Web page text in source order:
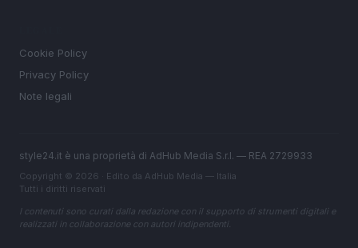
Cookie Policy
Privacy Policy
Note legali
style24.it è una proprietà di AdHub Media S.r.l. — REA 2729933
Copyright © 2026 · Edito da AdHub Media — Italia
Tutti i diritti riservati
I contenuti sono curati dalla redazione con il supporto di strumenti digitali e
realizzati in collaborazione con autori indipendenti.